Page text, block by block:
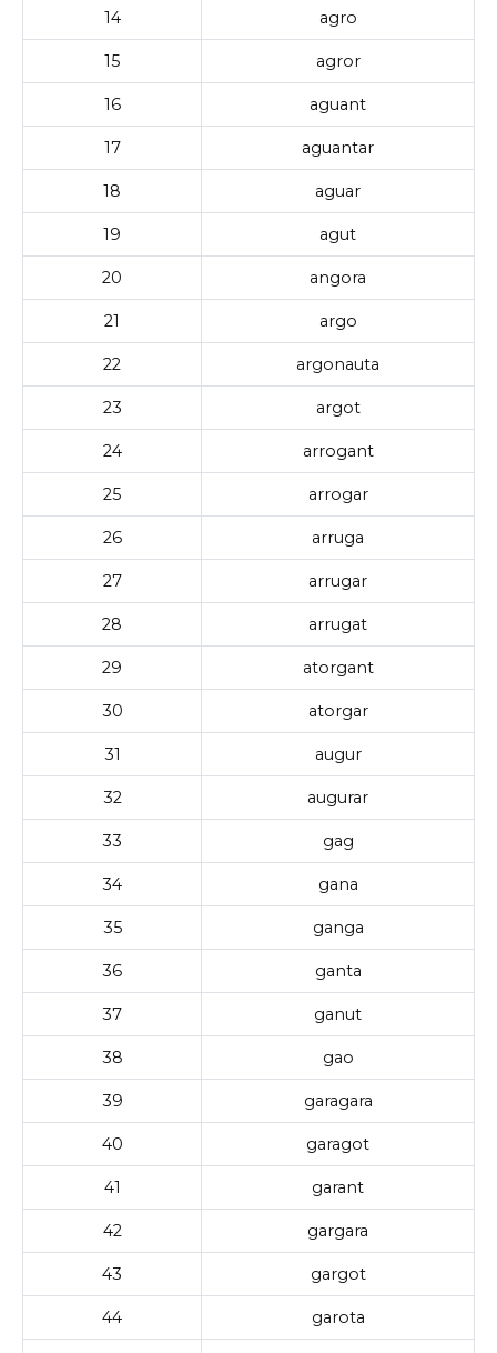
14 agro
15 agror
16 aguant
17 aguantar
18 aguar
19 agut
20 angora
21 argo
22 argonauta
23 argot
24 arrogant
25 arrogar
26 arruga
27 arrugar
28 arrugat
29 atorgant
30 atorgar
31 augur
32 augurar
33 gag
34 gana
35 ganga
36 ganta
37 ganut
38 gao
39 garagara
40 garagot
41 garant
42 gargara
43 gargot
44 garota